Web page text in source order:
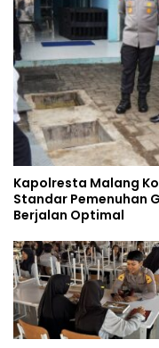
Kapolresta Malang
Standar Pemenuhan
Berjalan Optimal